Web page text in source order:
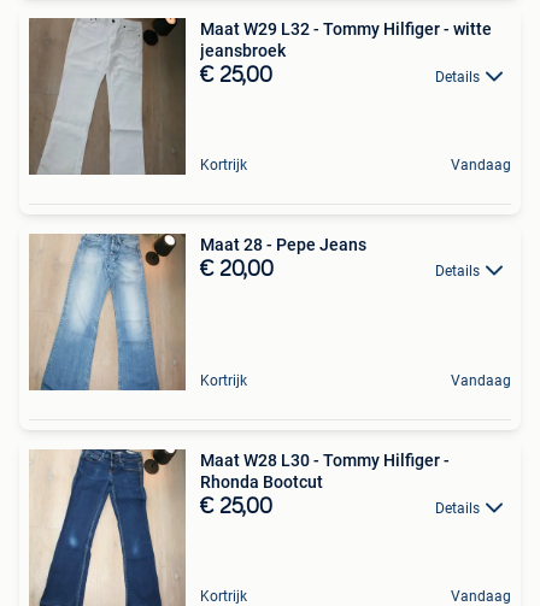
Maat W29 L32 - Tommy Hilfiger - witte
jeansbroek
€ 25,00 Details
Kortrijk Vandaag
Maat 28 - Pepe Jeans
€ 20,00 Details
Kortrijk Vandaag
Maat W28 L30 - Tommy Hilfiger -
Rhonda Bootcut
€ 25,00 Details
Kortrijk Vandaag